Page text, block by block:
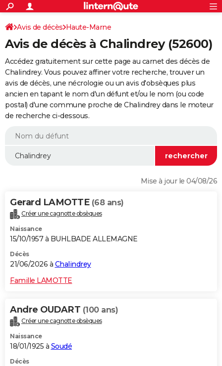
ACTUALITÉS
Politique
Société
Faits Divers
Education
Monde
Villes
+
SPORT
Coupe du monde 2026
Football
Tennis
Cyclisme
Rugby
Forum
Programme TV
TNT
Streaming
Cinéma
Sorties cinéma
Musique
+
FINANCE
Retraite
Impôts
Epargne
Immobilier
Risques naturels par ville
Banque
Assurance
Crédit
AUTO
Essais
Réserver un essai
Citadines
Berlines
SUV
Forum auto
+
HIGH-TECH
BRICOLAGE
WEEK-END
Alimentation
Guide de la santé
Maladies
Médicaments
Sommeil
VOYAGE
Destinations
City break
Voyage nature
Voyage de noces
Forum
Climat
+PHOTO
GUIDES D'ACHAT
Carte de Noël
Carte Bonne année
Carte Saint-Valentin
Carte Pâques
Carte d'anniversaire
DICTIONNAIRE
Dictionnaire
Biographies
Citations
Expressions
Proverbes
PROGRAMME TV
S'inscrire
Connexion
Avis de décès Haute-Marne
Avis de décès à Chalindrey (52600)
Accédez gratuitement sur cette page au carnet des décès de
Chalindrey. Vous pouvez affiner votre recherche, trouver un
avis de décès, une nécrologie ou un avis d'obsèques plus
ancien en tapant le nom d'un défunt et/ou le nom (ou code
postal) d'une commune proche de Chalindrey dans le moteur
de recherche ci-dessous.
Mise à jour le 04/08/26
Gerard LAMOTTE (68 ans)
Créer une cagnotte obsèques
Naissance
15/10/1957 à BUHLBADE ALLEMAGNE
Décès
21/06/2026 à Chalindrey
Famille LAMOTTE
Andre OUDART (100 ans)
Créer une cagnotte obsèques
Naissance
18/01/1925 à Soudé
Décès